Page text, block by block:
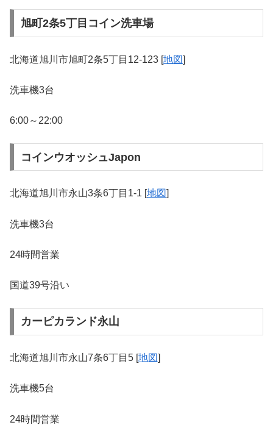
旭町2条5丁目コイン洗車場
北海道旭川市旭町2条5丁目12-123 [地図]
洗車機3台
6:00～22:00
コインウオッシュJapon
北海道旭川市永山3条6丁目1-1 [地図]
洗車機3台
24時間営業
国道39号沿い
カーピカランド永山
北海道旭川市永山7条6丁目5 [地図]
洗車機5台
24時間営業